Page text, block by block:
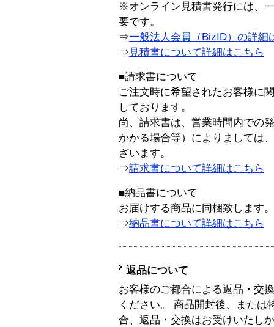
※オンライン見積書発行には、
要です。
⇒一般法人会員（BizID）の詳細
⇒ 見積書について詳細はこちら
■請求書について
ご注文時に希望されたお客様に
しております。
尚、請求書は、営業時間内での
かかる場合等）によりましては
ざいます。
⇒請求書について詳細はこちら
■納品書について
お届けする商品に同梱致します。
⇒納品書について詳細はこちら
返品について
お客様のご都合による返品・交
ください。 商品開封後、または
合、返品・交換はお受けいたし